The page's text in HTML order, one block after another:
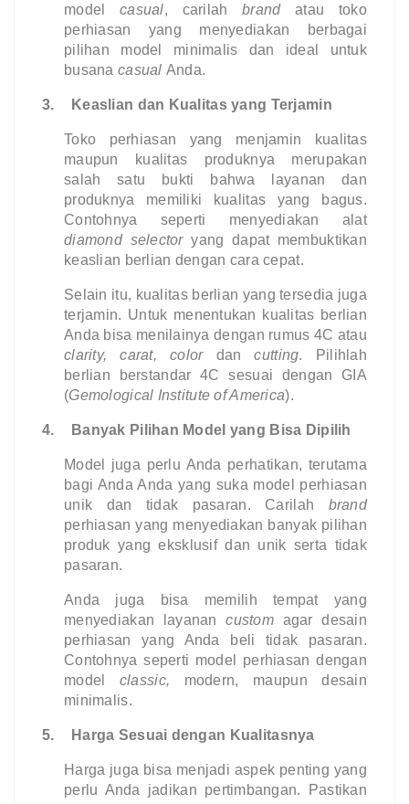
model casual, carilah brand atau toko
perhiasan yang menyediakan berbagai
pilihan model minimalis dan ideal untuk
busana casual Anda.
3. Keaslian dan Kualitas yang Terjamin
Toko perhiasan yang menjamin kualitas
maupun kualitas produknya merupakan
salah satu bukti bahwa layanan dan
produknya memiliki kualitas yang bagus.
Contohnya seperti menyediakan alat
diamond selector yang dapat membuktikan
keaslian berlian dengan cara cepat.
Selain itu, kualitas berlian yang tersedia juga
terjamin. Untuk menentukan kualitas berlian
clarity, carat, color dan cutting. Pilihlah
berlian berstandar 4C sesuai dengan GIA
(Gemological Institute of America).
4. Banyak Pilihan Model yang Bisa Dipilih
Model juga perlu Anda perhatikan, terutama
bagi Anda Anda yang suka model perhiasan
unik dan tidak pasaran. Carilah
brand
perhiasan yang menyediakan banyak pilihan
produk yang eksklusif dan unik serta tidak
pasaran.
Anda juga bisa memilih tempat yang
menyediakan layanan custom agar desain
perhiasan yang Anda beli tidak pasaran.
Contohnya seperti model perhiasan dengan
model
classic, modern, maupun desain
minimalis.
5. Harga Sesuai dengan Kualitasnya
Harga juga bisa menjadi aspek penting yang
perlu Anda jadikan pertimbangan. Pastikan